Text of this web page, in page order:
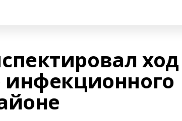
ход
инфекционного